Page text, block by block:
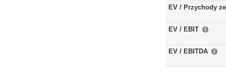
EV / Przychody
EV / EBIT
EV / EBITDA